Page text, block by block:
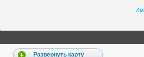
Развернуть карту